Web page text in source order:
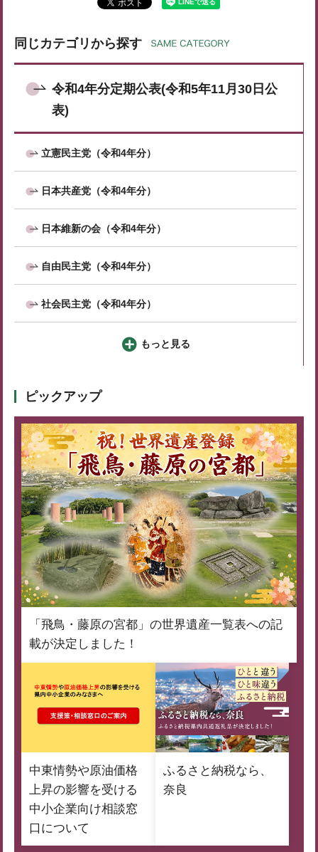
同じカテゴリから探す
令和4年分定期公表(令和5年11月30日公
表)
立憲民主党（令和4年分）
日本共産党（令和4年分）
日本維新の会（令和4年分）
自由民主党（令和4年分）
社会民主党（令和4年分）
もっと見る
ピックアップ
「飛鳥・藤原の宮都」の世界遺産一覧表への記
載が決定しました！
中東情勢や原油価格
上昇の影響を受ける
中小企業向け相談窓
口について
ふるさと納税なら、
奈良